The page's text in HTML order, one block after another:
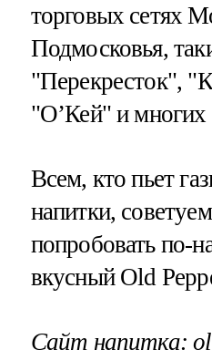
торговых сетях
Подмосковья,
"Перекресток",
"О’Кей" и многих
Всем, кто пьет
напитки,
попробовать по-
вкусный Old
Сайт напитка: